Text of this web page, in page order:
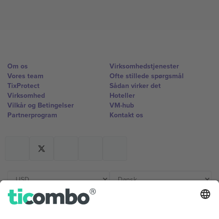
Om os
Vores team
TixProtect
Virksomhed
Vilkår og Betingelser
Partnerprogram
Virksomhedstjenester
Ofte stillede spørgsmål
Sådan virker det
Hoteller
VM-hub
Kontakt os